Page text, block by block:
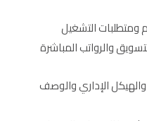
ومتطلبات التشغيل
والرواتب المباشرة
الإداري والوصف